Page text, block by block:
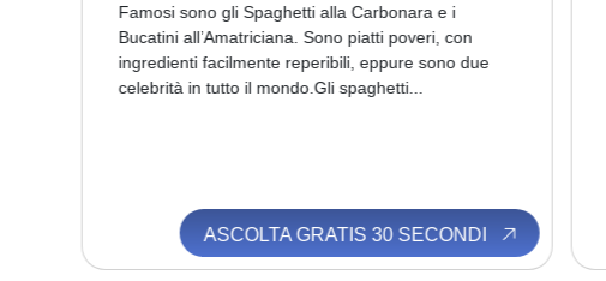
Famosi sono gli Spaghetti alla Carbonara e i
Bucatini all’Amatriciana. Sono piatti poveri, con
ingredienti facilmente reperibili, eppure sono due
celebrità in tutto il mondo.Gli spaghetti...
ASCOLTA GRATIS 30 SECONDI